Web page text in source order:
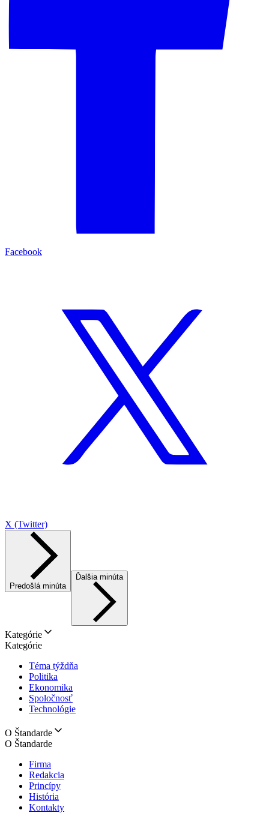
Facebook
X (Twitter)
Predošlá minúta
Ďalšia minúta
Kategórie
Kategórie
Téma týždňa
Politika
Ekonomika
Spoločnosť
Technológie
O Štandarde
O Štandarde
Firma
Redakcia
Princípy
História
Kontakty